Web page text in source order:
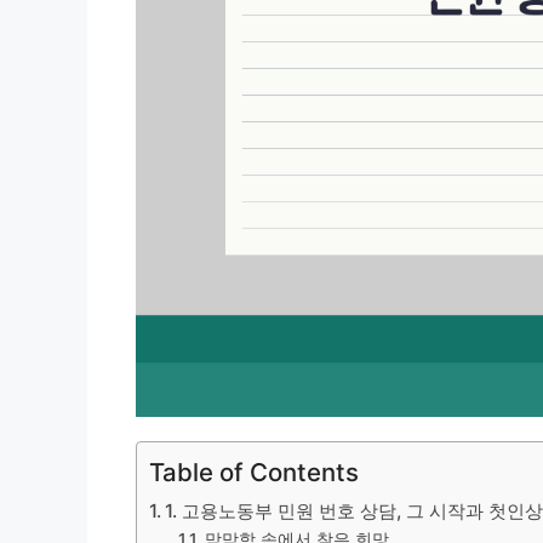
Table of Contents
1. 고용노동부 민원 번호 상담, 그 시작과 첫인상